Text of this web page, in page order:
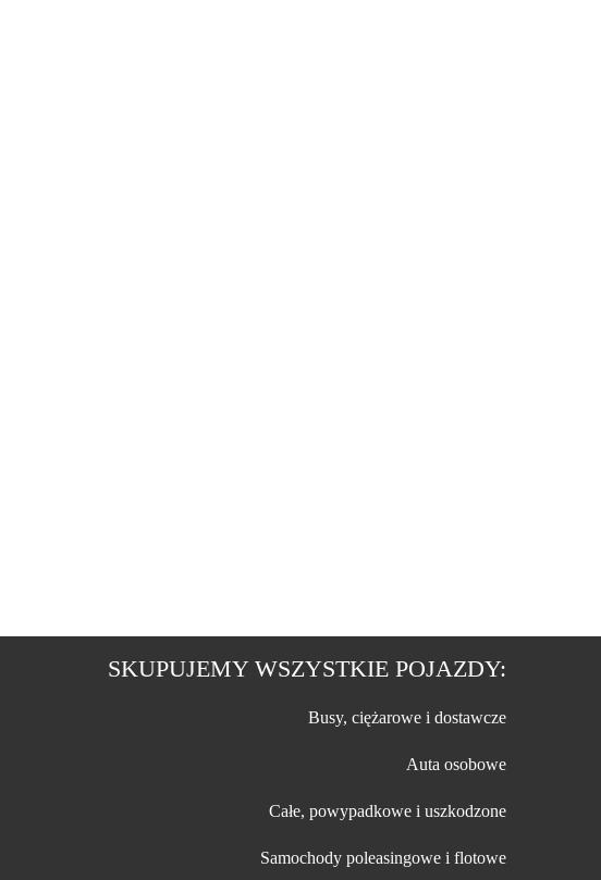
SKUPUJEMY WSZYSTKIE POJAZDY:
Busy, ciężarowe i dostawcze
Auta osobowe
Całe, powypadkowe i uszkodzone
Samochody poleasingowe i flotowe